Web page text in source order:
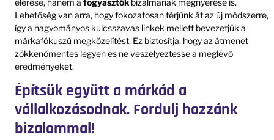
elérése, hanem a fogyasztók bizalmának megnyerése is.
Lehetőség van arra, hogy fokozatosan térjünk át az új módszerre,
így a hagyományos kulcsszavas linkek mellett bevezetjük a
márkafókuszú megközelítést. Ez biztosítja, hogy az átmenet
zökkenőmentes legyen és ne veszélyeztesse a meglévő
eredményeket.
Építsük együtt a márkád a
vállalkozásodnak. Fordulj hozzánk
bizalommal!